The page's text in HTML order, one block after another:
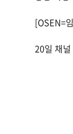
[OSEN=
20일 채널